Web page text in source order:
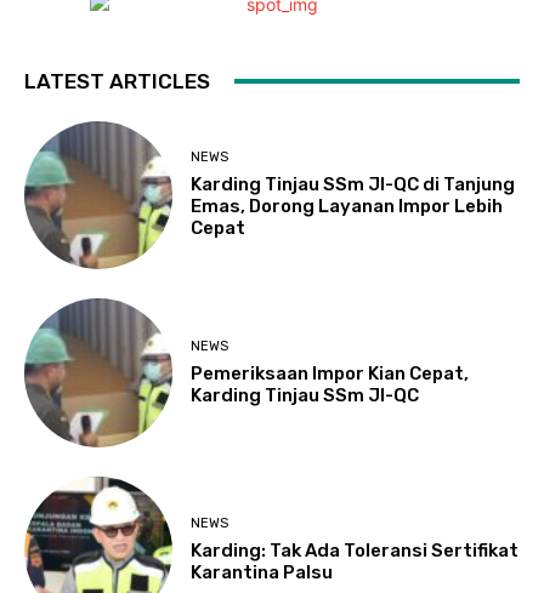
LATEST ARTICLES
NEWS
Karding Tinjau SSm JI-QC di Tanjung
Emas, Dorong Layanan Impor Lebih
Cepat
NEWS
Pemeriksaan Impor Kian Cepat,
Karding Tinjau SSm JI-QC
NEWS
Karding: Tak Ada Toleransi Sertifikat
Karantina Palsu